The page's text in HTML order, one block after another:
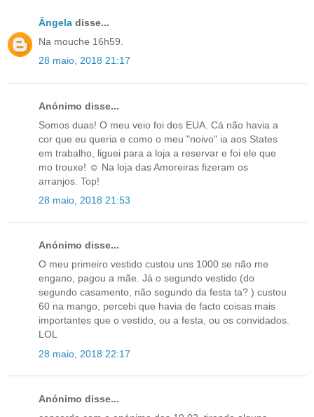
Ângela disse...
Na mouche 16h59.
28 maio, 2018 21:17
Anónimo disse...
Somos duas! O meu veio foi dos EUA. Cá não havia a
cor que eu queria e como o meu "noivo" ia aos States
em trabalho, liguei para a loja a reservar e foi ele que
mo trouxe! ☺️ Na loja das Amoreiras fizeram os
arranjos. Top!
28 maio, 2018 21:53
Anónimo disse...
O meu primeiro vestido custou uns 1000 se não me
engano, pagou a mãe. Já o segundo vestido (do
segundo casamento, não segundo da festa ta? ) custou
60 na mango, percebi que havia de facto coisas mais
importantes que o vestido, ou a festa, ou os convidados.
LOL
28 maio, 2018 22:17
Anónimo disse...